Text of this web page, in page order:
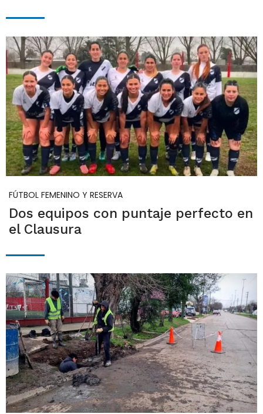
FÚTBOL FEMENINO Y RESERVA
Dos equipos con puntaje perfecto en
el Clausura